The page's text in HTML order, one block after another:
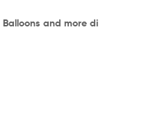
Balloons and more di